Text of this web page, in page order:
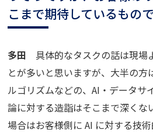
こまで期待しているもの
多田 具体的なタスクの話は現場
とが多いと思いますが、大半の方
ルゴリズムなどの、AI・データサ
論に対する造詣はそこまで深くな
場合はお客様側に AI に対する技